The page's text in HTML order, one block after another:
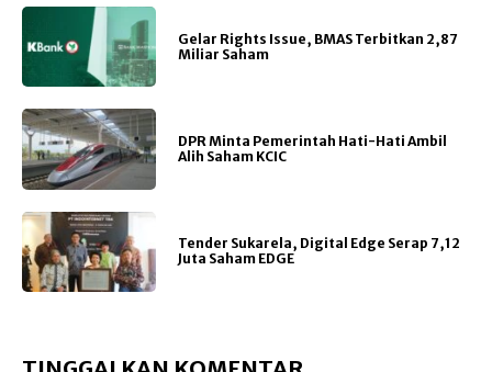
Gelar Rights Issue, BMAS Terbitkan 2,87
Miliar Saham
DPR Minta Pemerintah Hati-Hati Ambil
Alih Saham KCIC
Tender Sukarela, Digital Edge Serap 7,12
Juta Saham EDGE